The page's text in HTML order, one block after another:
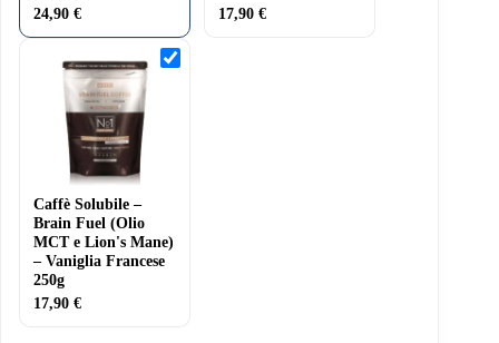
24,90 € 17,90€
Caffè
Solubile
Caffè Solubile –
Brain Fuel (Olio
MCT e Lion's Mane)
– Vaniglia Francese
250g
17,90 €